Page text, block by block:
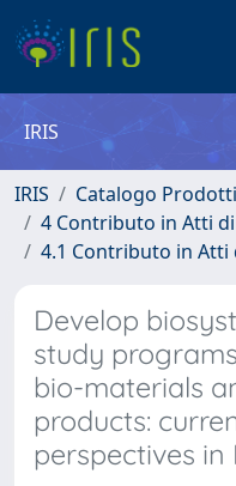
IRIS
IRIS
Catalogo
4 Contributo in Atti
4.1 Contributo in Atti
Develop
study
bio-materials
products:
perspectives in